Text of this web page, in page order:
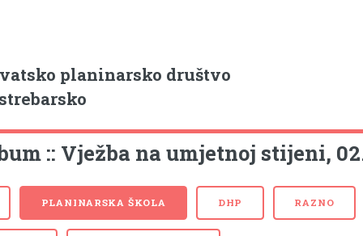
planinarsko društvo
:: Vježba na umjetnoj stijeni,
PLANINARSKA ŠKOLA DHP RAZNO